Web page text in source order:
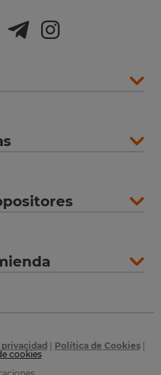
Política de Cookies|
cookies